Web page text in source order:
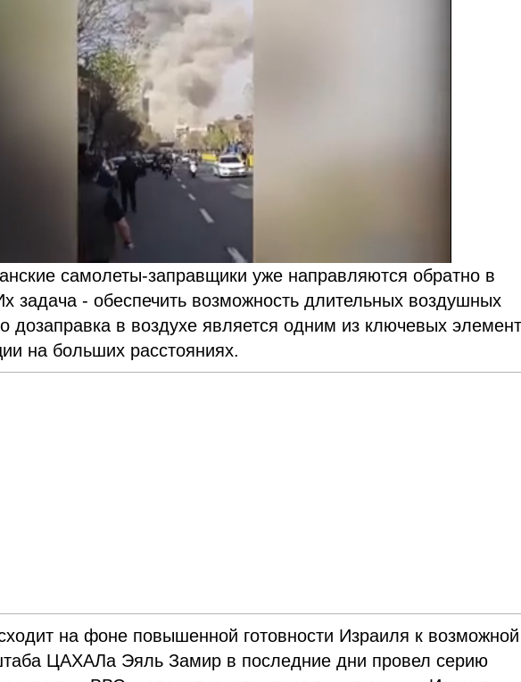
самолеты-заправщики уже направляются обратно в
задача - обеспечить возможность длительных воздушных
дозаправка в воздухе является одним из ключевых
на больших расстояниях.
на фоне повышенной готовности Израиля к возможной
ЦАХАЛа Эяль Замир в последние дни провел серию